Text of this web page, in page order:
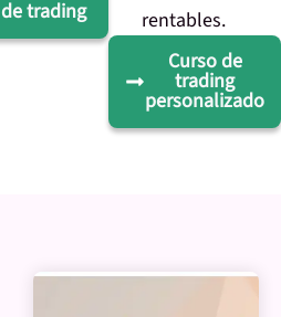
de trading
rentables.
Curso de
trading
personalizado